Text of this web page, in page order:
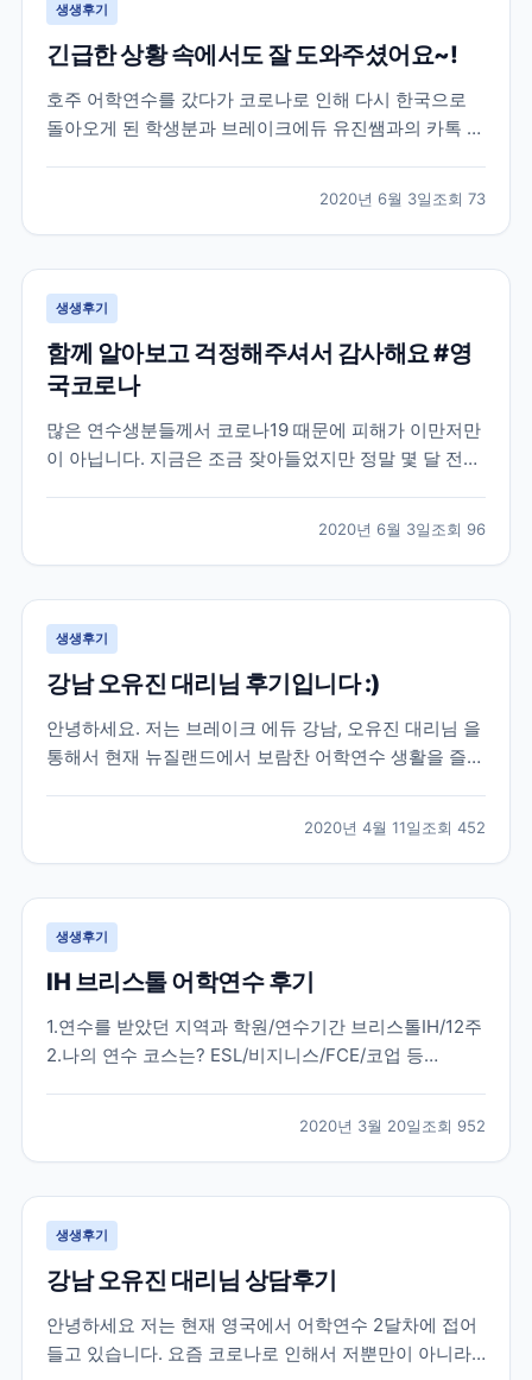
생생후기
긴급한 상황 속에서도 잘 도와주셨어요~!
호주 어학연수를 갔다가 코로나로 인해 다시 한국으로
돌아오게 된 학생분과 브레이크에듀 유진쌤과의 카톡 대
로 인해 부모님께서 걱정이 되어 한국으로 돌아오는 항
공권을 구매하여 보내주셨습니다. 급하게 연락을 주셔서
학원에...
2020년 6월 3일조회 73
생생후기
함께 알아보고 걱정해주셔서 감사해요 #영
국코로나
많은 연수생분들께서 코로나19 때문에 피해가 이만저만
이 아닙니다. 지금은 조금 잦아들었지만 정말 몇 달 전까
함께 하며 꾸준히 소통을 유지하고 있는데요. 학생분들
입장에서는 정말 당황스럽기도 하고 무섭기도 하실 거예
요...
2020년 6월 3일조회 96
생생후기
강남 오유진 대리님 후기입니다 :)
안녕하세요. 저는 브레이크 에듀 강남, 오유진 대리님 을
통해서 현재 뉴질랜드에서 보람찬 어학연수 생활을 즐기
도 오유진 대리님의 친절함이 이유가 되었다고 생각합니
다. 한국에서 많은 준비 과정을 거치고 무사히 뉴질랜드
에...
2020년 4월 11일조회 452
생생후기
IH 브리스톨 어학연수 후기
1.연수를 받았던 지역과 학원/연수기간 브리스톨IH/12주
2.나의 연수 코스는? ESL/비지니스/FCE/코업 등
런던 외 지방지역은 런던과는 달리 조용하고 공부에 몰
두할 수 있는 지역을 원하였습니다....
2020년 3월 20일조회 952
생생후기
강남 오유진 대리님 상담후기
안녕하세요 저는 현재 영국에서 어학연수 2달차에 접어
들고 있습니다. 요즘 코로나로 인해서 저뿐만이 아니라